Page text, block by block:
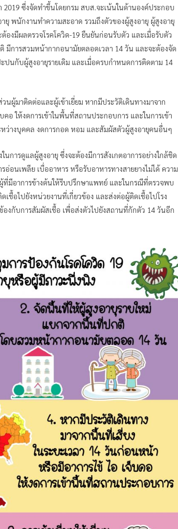
2019 ซึ่งจัดทำขึ้นโดยกรม สบส.จะเน้นในด้านองค์ประกอบ
ยุ พนักงานทำความสะอาด รวมถึงตัวของผู้สูงอายุ ผู้สูงอายุ
ต้องมีผลตรวจโรคโควิด-19 ยืนยันก่อนรับตัว และเมื่อรับตัว
มีการสวมหน้ากากอนามัยตลอดเวลา 14 วัน และจะต้องจัด
ปนกับผู้สูงอายุรายเดิม และเมื่อครบกำหนดการติดตาม 14
นผู้มาติดต่อและผู้เข้าเยี่ยม หากมีประวัติเดินทางมาจาก
อ ให้งดการเข้าในพื้นที่สถานประกอบการ และในการเข้า
ะหว่างบุคคล งดการกอด หอม และสัมผัสตัวผู้สูงอายุคนอื่นๆ
การดูแลผู้สูงอายุ ซึ่งจะต้องมีการสังเกตอาการอย่างใกล้ชิด
อ่อนเพลีย เบื่ออาหาร หรือรับอาหารทางสายยางไม่ได้ ความ
ที่มีอาการข้างต้นให้รีบปรึกษาแพทย์ และในกรณีที่ตรวจพบ
เชื้อไปยังหน่วยงานที่เกี่ยวข้อง และส่งต่อผู้ติดเชื้อไปโรง
งกับการสัมผัสเชื้อ เพื่อส่งตัวไปยังสถานที่กักตัว 14 วันอีก